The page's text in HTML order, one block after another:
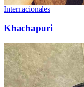
Internacionales
Khachapuri